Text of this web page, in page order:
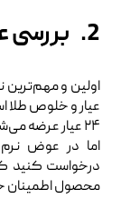
2. بررسی عیار و خلوص طلا
اولین و مهم‌ترین
۲۴ عیار عرضه
اما در عوض
درخواست کنید
محصول اطمینان